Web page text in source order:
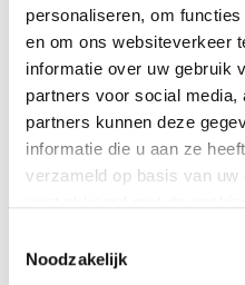
personaliseren, om
en om ons websiteverkeer
informatie over uw gebruik
partners voor social
partners kunnen deze
informatie die u aan ze
verzameld op basis van
Noodzakelijk
Bij inschrijving gaat u akkoord
Aanvullingen